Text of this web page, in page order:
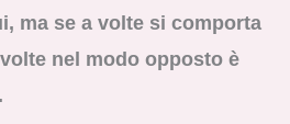
ma se a volte si comporta
nel modo opposto è